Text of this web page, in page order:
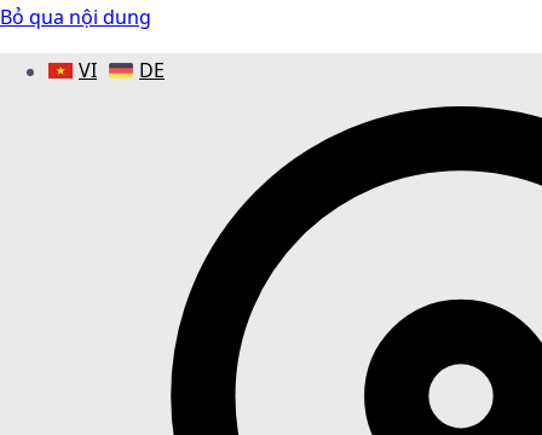
Bỏ qua nội dung
VI
DE